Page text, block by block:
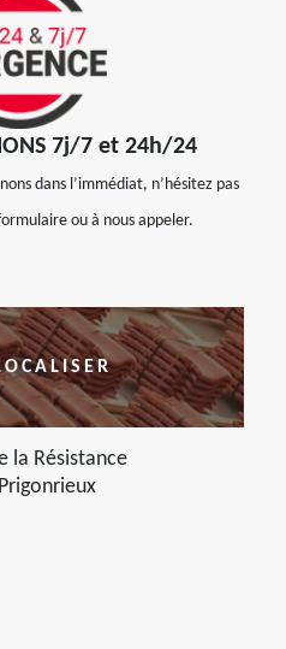
7j/7 et 24h/24
dans l’immédiat, n’hésitez pas
ou à nous appeler.
la Résistance